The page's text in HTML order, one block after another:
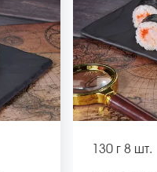
130 г 8 шт.